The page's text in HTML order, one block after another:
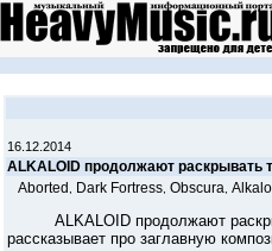
16.12.2014
ALKALOID продолжают раскрывать
Aborted
Dark Fortress Obscura
ALKALOID продолжают
рассказывает про заглавную